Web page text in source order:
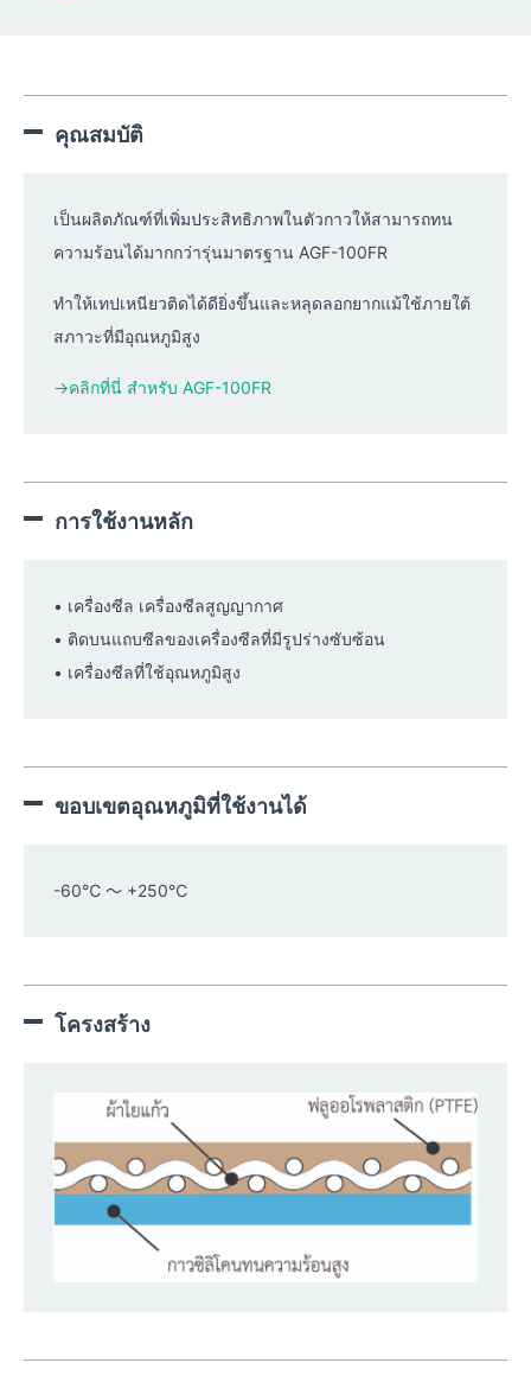
คุณสมบัติ
เป็นผลิตภัณฑ์ที่เพิ่มประสิทธิภาพในตัวกาวให้สามารถทน
ความร้อนได้มากกว่ารุ่นมาตรฐาน AGF-100FR
ทำให้เทปเหนียวติดได้ดียิ่งขึ้นและหลุดลอกยากแม้ใช้ภายใต้
สภาวะที่มีอุณหภูมิสูง
→คลิกที่นี่ สำหรับ AGF-100FR
การใช้งานหลัก
• เครื่องซีล เครื่องซีลสูญญากาศ
• ติดบนแถบซีลของเครื่องซีลที่มีรูปร่างซับซ้อน
• เครื่องซีลที่ใช้อุณหภูมิสูง
ขอบเขตอุณหภูมิที่ใช้งานได้
-60℃ 〜 +250℃
โครงสร้าง